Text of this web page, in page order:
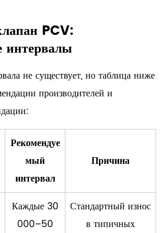
PCV:
интервалы
не существует, но таблица ниже
производителей и
Рекомендуе
мый
интервал
Причина
Каждые 30
000–50
Стандартный износ
в типичных